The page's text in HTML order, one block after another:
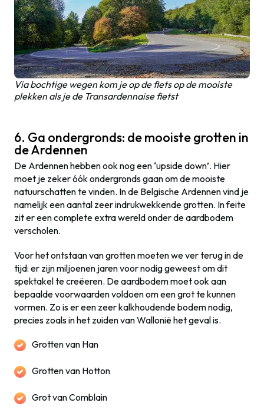
Via bochtige wegen kom je op de fiets op de mooiste
plekken als je de Transardennaise fietst
6. Ga ondergronds: de mooiste grotten in
de Ardennen
De Ardennen hebben ook nog een ‘upside down’. Hier
moet je zeker óók ondergronds gaan om de mooiste
natuurschatten te vinden. In de Belgische Ardennen vind je
namelijk een aantal zeer indrukwekkende grotten. In feite
zit er een complete extra wereld onder de aardbodem
verscholen.
Voor het ontstaan van grotten moeten we ver terug in de
tijd: er zijn miljoenen jaren voor nodig geweest om dit
spektakel te creëeren. De aardbodem moet ook aan
bepaalde voorwaarden voldoen om een grot te kunnen
vormen. Zo is er een zeer kalkhoudende bodem nodig,
precies zoals in het zuiden van Wallonië het geval is.
Grotten van Han
Grotten van Hotton
Grot van Comblain